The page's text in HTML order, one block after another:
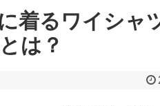
着るワイシャ
は？